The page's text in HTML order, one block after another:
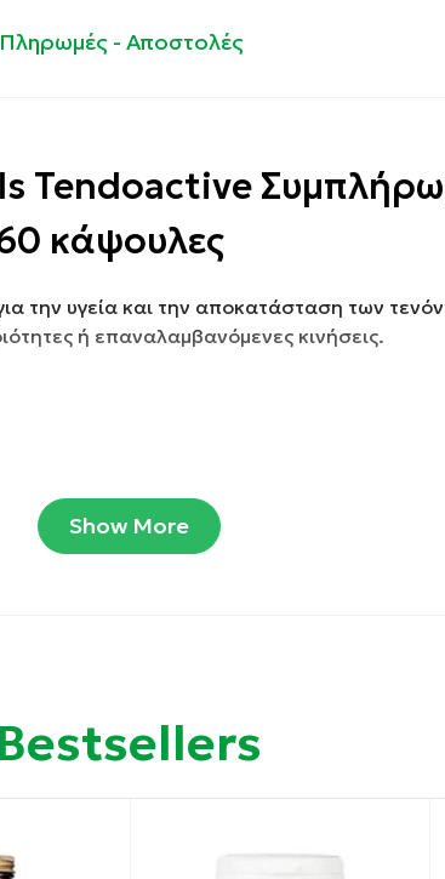
Πληρωμές - Αποστολές
Tendoactive
κάψουλες
την υγεία και την αποκατάσταση των
ή επαναλαμβανόμενες κινήσεις.
συνδετικού ιστού, ευνοώντας την
και του συνδετικού ιστού.
Show More
Bestsellers